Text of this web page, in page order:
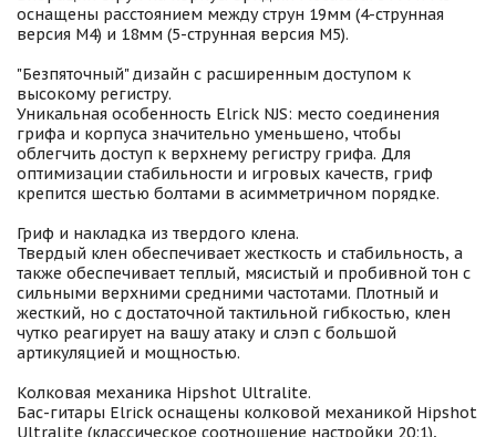
оснащены расстоянием между струн 19мм (4-струнная
версия M4) и 18мм (5-струнная версия M5).
"Безпяточный" дизайн с расширенным доступом к
высокому регистру.
Уникальная особенность Elrick NJS: место соединения
грифа и корпуса значительно уменьшено, чтобы
облегчить доступ к верхнему регистру грифа. Для
оптимизации стабильности и игровых качеств, гриф
крепится шестью болтами в асимметричном порядке.
Гриф и накладка из твердого клена.
Твердый клен обеспечивает жесткость и стабильность, а
также обеспечивает теплый, мясистый и пробивной тон с
сильными верхними средними частотами. Плотный и
жесткий, но с достаточной тактильной гибкостью, клен
чутко реагирует на вашу атаку и слэп с большой
артикуляцией и мощностью.
Колковая механика Hipshot Ultralite.
Бас-гитары Elrick оснащены колковой механикой Hipshot
Ultralite (классическое соотношение настройки 20:1),